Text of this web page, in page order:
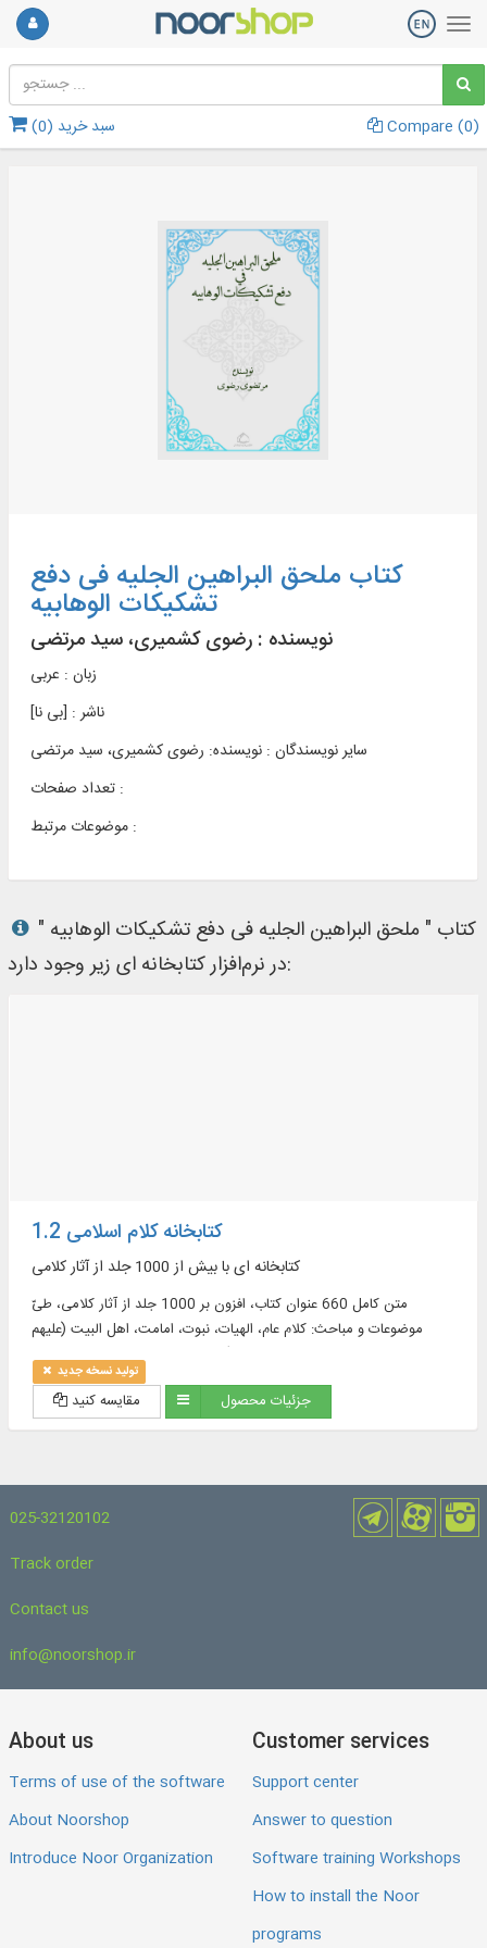
سبد خرید (0
) Compare (0)
کتاب ملحق البراهین الجلیه فی دفع
تشکیکات الوهابیه
نویسنده : رضوی کشمیری، سید مرتضی
زبان : عربی
ناشر : [بی‌ نا]
سایر نویسندگان : نویسنده: رضوی کشمیری، سید مرتضی
تعداد صفحات :
موضوعات مرتبط :
در نرم‌افزار کتابخانه ای زیر وجود دارد:
کتابخانه کلام اسلامی 1.2
کتابخانه ای با بیش از 1000 جلد از آثار کلامی
متن کامل 660 عنوان کتاب، افزون بر 1000 جلد از آثار کلامی، طیّ
موضوعات و مباحث: کلام عام، الهیات، نبوت، امامت، اهل البیت (علیهم
تولید نسخه جدید
مقایسه کنید جزئیات محصول
025-32120102
Track order
Contact us
info@noorshop.ir
About us
Terms of use of the software
About Noorshop
Introduce Noor Organization
Customer services
Support center
Answer to question
Software training Workshops
How to install the Noor
programs